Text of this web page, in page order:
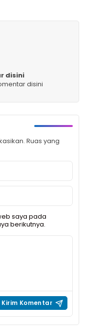
disini
disini
Ruas yang
saya pada
berikutnya.